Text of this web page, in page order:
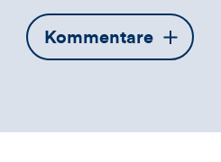
Öffnet
die
Kommentare